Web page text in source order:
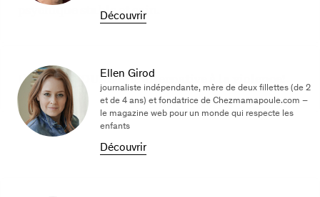
psychique stable et sain.
Il y a TOUJOURS une alternative à la violence!
Découvrir
Ellen Girod
journaliste indépendante, mère de deux fillettes (de 2
et de 4 ans) et fondatrice de Chezmamapoule.com –
le magazine web pour un monde qui respecte les
enfants
Découvrir